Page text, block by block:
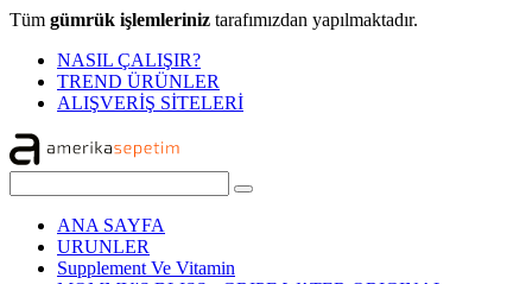
Tüm gümrük işlemleriniz tarafımızdan yapılmaktadır.
NASIL ÇALIŞIR?
TREND ÜRÜNLER
ALIŞVERİŞ SİTELERİ
ANA SAYFA
URUNLER
Supplement Ve Vitamin